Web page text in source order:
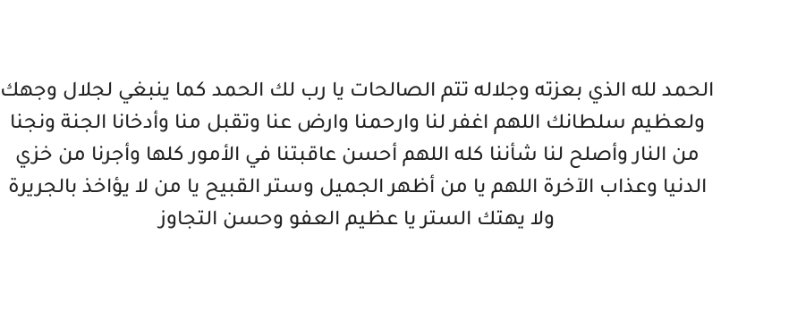
الحمد لله الذي بعزته وجلاله تتم الصالحات يا رب لك الحمد كما ينبغي لجلال وجهك
ولعظيم سلطانك اللهم اغفر لنا وارحمنا وارض عنا وتقبل منا وأدخانا الجنة ونجنا
من النار وأصلح لنا شأننا كله اللهم أحسن عاقبتنا في الأمور كلها وأجرنا من خزي
الدنيا وعذاب الآخرة اللهم يا من أظهر الجميل وستر القبيح يا من لا يؤاخذ بالجريرة
ولا يهتك الستر يا عظيم العفو وحسن التجاوز